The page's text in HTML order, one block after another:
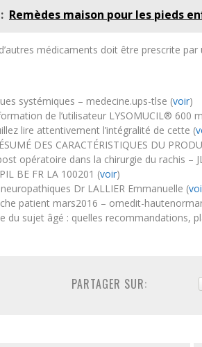
Remèdes maison pour les pieds
médicaments doit être prescrite
systémiques – medecine.ups-tlse (voir)
de l’utilisateur LYSOMUCIL® 600
lire attentivement l’intégralité de cette (
DES CARACTÉRISTIQUES DU
opératoire dans la chirurgie du rachis –
BE FR LA 100201 (voir)
Dr LALLIER Emmanuelle (
patient mars2016 – omedit-
du sujet âgé : quelles recommandations,
PARTAGER SUR: